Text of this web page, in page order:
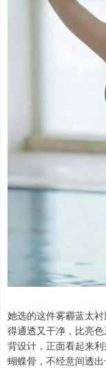
她选的这件雾霾蓝太
得通透又干净，比亮
背设计，正面看起来
蝴蝶骨，不经意间透出